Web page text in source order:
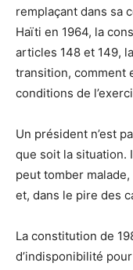
remplaçant dans sa
Haïti en 1964, la
articles 148 et 149,
transition, comment
conditions de
Un président n’est
que soit la situation.
peut tomber
et, dans le pire des
La constitution de
d’indisponibilité